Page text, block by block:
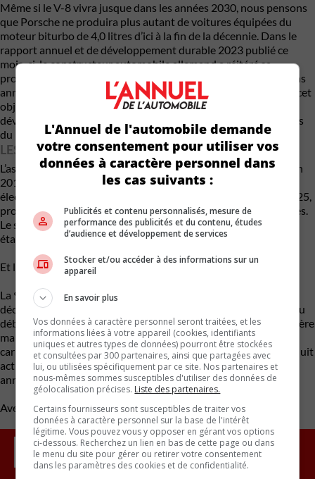
Même si le V-8 vivra jusque dans les années 2030, nous pensons
que Porsche ne produira plus autant de voitures équipées du
moteur biturbo de 4,0 litres d’ici à la fin de la décennie. Dans le
rapport annuel et de développement durable 2023 publié ce
mois-ci, le constructeur automobile allemand a réitéré sa
projection de voir les VE représenter plus de 80 % des livraisons
annuelles d’ici 2030. Il a toutefois précisé que la réalisation de cet
objectif dépendait « de la demande de nos clients et du
développement de l’électromobilité dans les différentes régions
du monde ».
LES ÉLECTRIQUES VONT DE L’AVANT
L’assaut des VÉS a commencé qui a commencé avec la Taycan en
2019 se poursuit cette année avec le Macan uniquement
électrique. Les 718 Boxster/Cayman EV devraient sortir en 2025,
probablement avec le cabriolet en premier et le coupé peu après.
Le successeur du Cayenne actuel a déjà été confirmé comme
étant un VÉ, en renoncant aux moteurs à essence.
Et la 911
La 911 ne sera pas entièrement électrique au cours de cette
décennie, mais une configuration hybride fera son apparition au
début de l’été avec le rafraîchissement de la 992.2. Porsche espère
maintenir le moteur à combustion interne en vie grâce à un
carburant synthétique presque neutre en carbone, qu’elle produit
actuellement au Chili. L’objectif est d’augmenter la production
annuelle à 145 millions de gallons d’ici 2030.
Avec des renseignements de Motor 1
L'Annuel de l'automobile demande
votre consentement pour utiliser vos
données à caractère personnel dans
les cas suivants :
Publicités et contenu personnalisés, mesure de
performance des publicités et du contenu, études
d’audience et développement de services
Stocker et/ou accéder à des informations sur un
appareil
En savoir plus
Vos données à caractère personnel seront traitées, et les
informations liées à votre appareil (cookies, identifiants
uniques et autres types de données) pourront être stockées
et consultées par 300 partenaires, ainsi que partagées avec
lui, ou utilisées spécifiquement par ce site. Nos partenaires et
nous-mêmes sommes susceptibles d'utiliser des données de
géolocalisation précises. Liste des partenaires.
Certains fournisseurs sont susceptibles de traiter vos
données à caractère personnel sur la base de l'intérêt
légitime. Vous pouvez vous y opposer en gérant vos options
ci-dessous. Recherchez un lien en bas de cette page ou dans
le menu du site pour gérer ou retirer votre consentement
dans les paramètres des cookies et de confidentialité.